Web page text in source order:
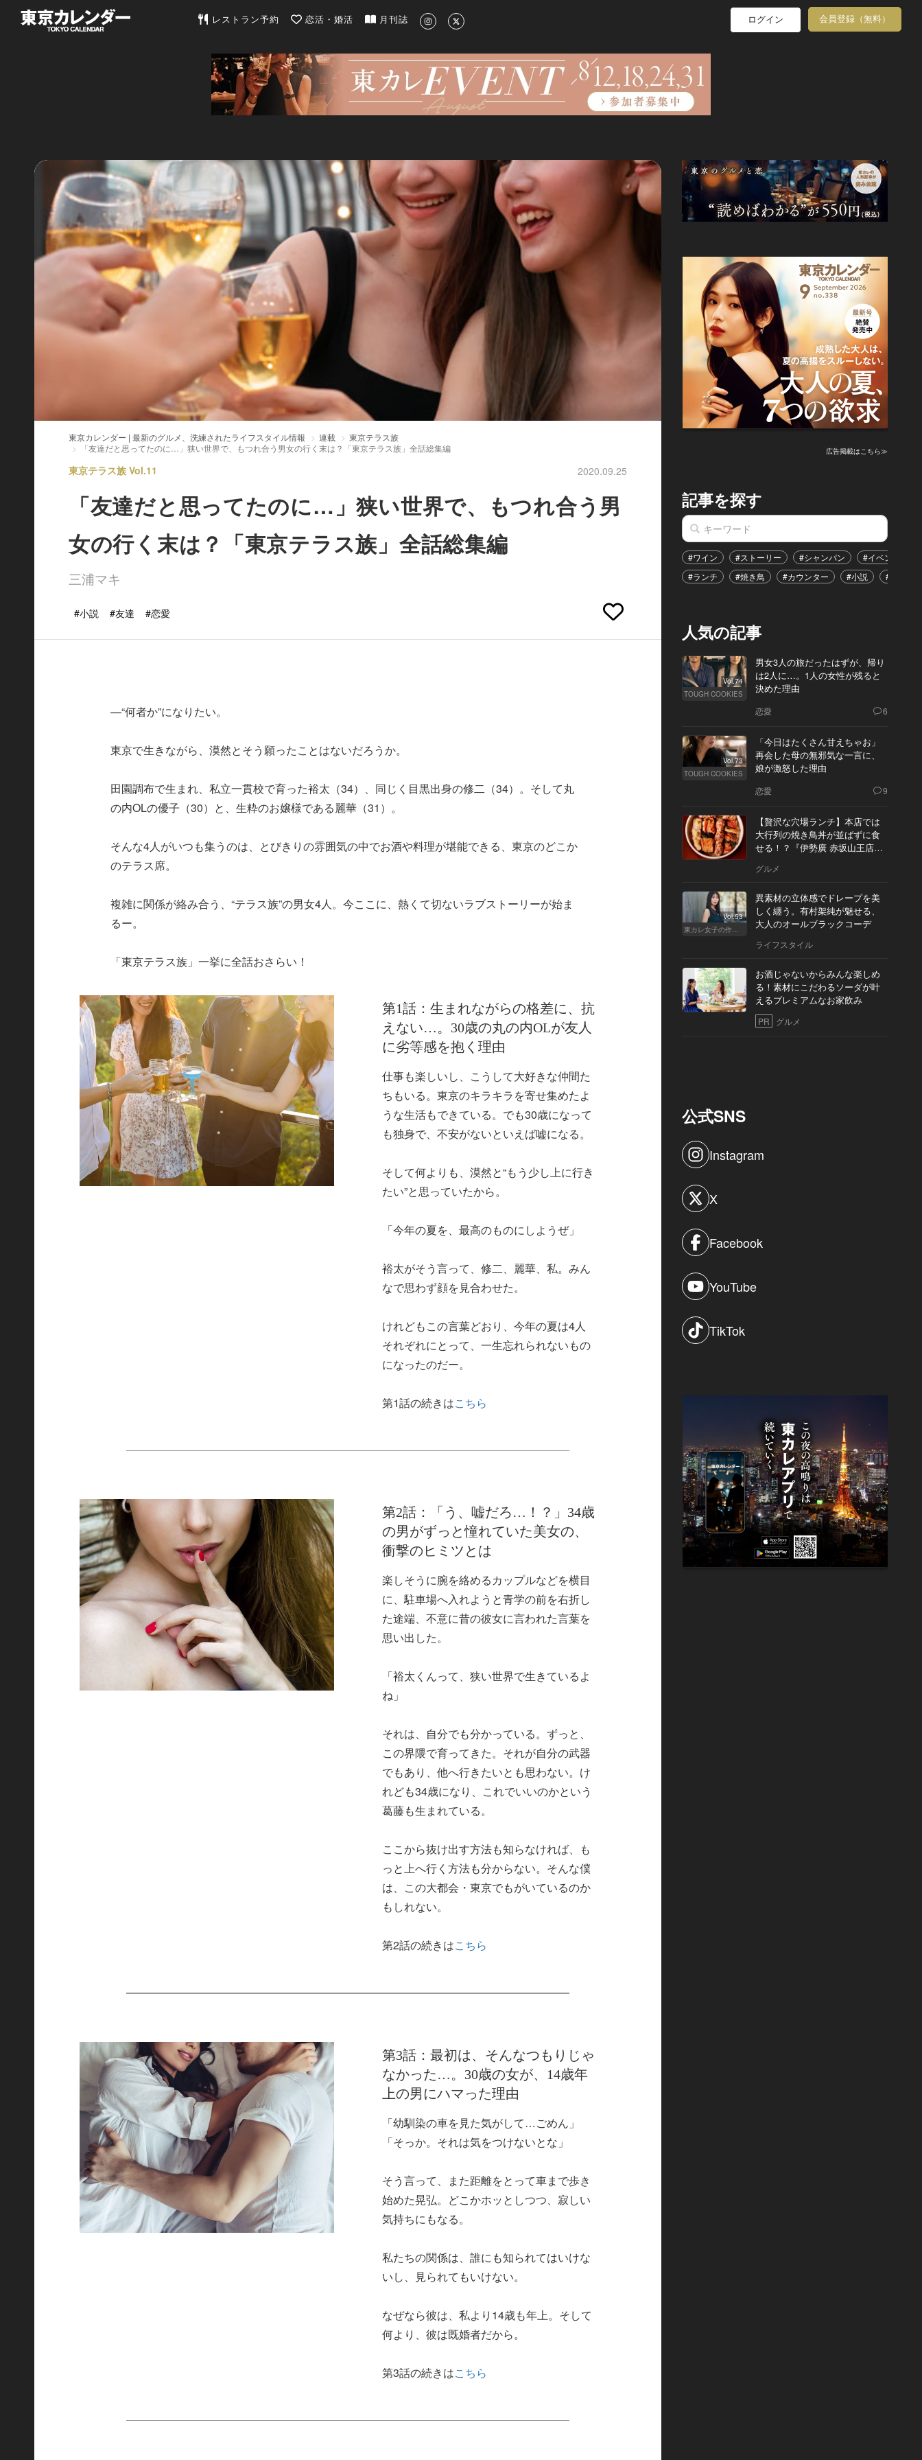
東京カレンダー | 最新のグルメ、洗練されたライフスタイル情報
レストラン予約 恋活・婚活 月刊誌 ログイン 会員登録（無料）
東京カレンダー | 最新のグルメ、洗練されたライフスタイル情報 連載
東京テラス族
「友達だと思ってたのに…」狭い世界で、もつれ合う男女の行く末は？「東京テラス族」全話総集編
東京テラス族 Vol.11 2020.09.25
「友達だと思ってたのに…」狭い世界で、もつれ合う男
女の行く末は？「東京テラス族」全話総集編
三浦マキ
#小説 #友達 #恋愛
—“何者か”になりたい。
東京で生きながら、漠然とそう願ったことはないだろうか。
田園調布で生まれ、私立一貫校で育った裕太（34）、同じく目黒出身の修二（34）。そして丸
の内OLの優子（30）と、生粋のお嬢様である麗華（31）。
そんな4人がいつも集うのは、とびきりの雰囲気の中でお酒や料理が堪能できる、東京のどこか
のテラス席。
複雑に関係が絡み合う、“テラス族”の男女4人。今ここに、熱くて切ないラブストーリーが始ま
るー。
「東京テラス族」一挙に全話おさらい！
第1話：生まれながらの格差に、抗
えない…。30歳の丸の内OLが友人
に劣等感を抱く理由
仕事も楽しいし、こうして大好きな仲間た
ちもいる。東京のキラキラを寄せ集めたよ
うな生活もできている。でも30歳になって
も独身で、不安がないといえば嘘になる。
そして何よりも、漠然と“もう少し上に行き
たい”と思っていたから。
「今年の夏を、最高のものにしようぜ」
裕太がそう言って、修二、麗華、私。みん
なで思わず顔を見合わせた。
けれどもこの言葉どおり、今年の夏は4人
それぞれにとって、一生忘れられないもの
になったのだー。
第1話の続きはこちら
第2話：「う、嘘だろ…！？」34歳
の男がずっと憧れていた美女の、
衝撃のヒミツとは
楽しそうに腕を絡めるカップルなどを横目
に、駐車場へ入れようと青学の前を右折し
た途端、不意に昔の彼女に言われた言葉を
思い出した。
「裕太くんって、狭い世界で生きているよ
ね」
それは、自分でも分かっている。ずっと、
この界隈で育ってきた。それが自分の武器
でもあり、他へ行きたいとも思わない。け
れども34歳になり、これでいいのかという
葛藤も生まれている。
ここから抜け出す方法も知らなければ、も
っと上へ行く方法も分からない。そんな僕
は、この大都会・東京でもがいているのか
もしれない。
第2話の続きはこちら
第3話：最初は、そんなつもりじゃ
なかった…。30歳の女が、14歳年
上の男にハマった理由
「幼馴染の車を見た気がして…ごめん」
「そっか。それは気をつけないとな」
そう言って、また距離をとって車まで歩き
始めた晃弘。どこかホッとしつつ、寂しい
気持ちにもなる。
私たちの関係は、誰にも知られてはいけな
いし、見られてもいけない。
なぜなら彼は、私より14歳も年上。そして
何より、彼は既婚者だから。
第3話の続きはこちら
広告掲載はこちら≫
記事を探す
#ワイン #ストーリー #シャンパン #イベント
#ランチ
#焼き鳥 #カウンター #小説 #恋愛
人気の記事
Vol.74
TOUGH COOKIES
男女3人の旅だったはずが、帰り
は2人に…。1人の女性が残ると
決めた理由
恋愛 6
Vol.73
TOUGH COOKIES
「今日はたくさん甘えちゃお」
再会した母の無邪気な一言に、
娘が激怒した理由
恋愛 9
【贅沢な穴場ランチ】本店では
大行列の焼き鳥丼が並ばずに食
せる！？『伊勢廣 赤坂山王店』
グルメ
Vol.53
東カレ女子の作り方
異素材の立体感でドレープを美
しく纏う。有村架純が魅せる、
大人のオールブラックコーデ
ライフスタイル
お酒じゃないからみんな楽しめ
る！素材にこだわるソーダが叶
えるプレミアムなお家飲み
PR グルメ
公式SNS
Instagram
X
Facebook
YouTube
TikTok